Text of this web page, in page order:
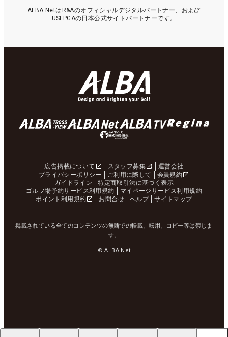
ALBA NetはR&Aのオフィシャルデジタルパートナー、および
USLPGAの日本公式サイトパートナーです。
広告掲載について スタッフ募集
運営会社
プライバシーポリシー
ご利用に際して
会員規約
ガイドライン
特定商取引法に基づく表示
ゴルフ場予約サービス利用規約
マイページサービス利用規約
ポイント利用規約
お問合せ ヘルプ サイトマップ
掲載されている全てのコンテンツの無断での転載、転用、コピー等は禁じま
す。
© ALBA Net